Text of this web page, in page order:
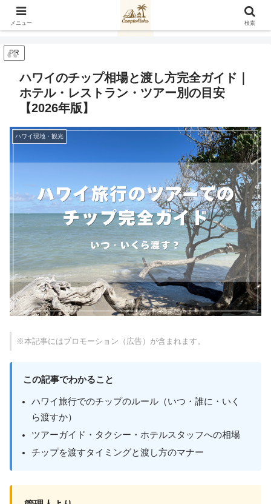
PR
ハワイのチップ相場と渡し方完全ガイド｜
ホテル・レストラン・ツアー別の目安
【2026年版】
ハワイ現地・観光
※本記事にはプロモーション（広告）が含まれます。
この記事でわかること
ハワイ旅行でのチップのルール（いつ・誰に・いく
ら渡すか）
ツアーガイド・タクシー・ホテルスタッフへの相場
チップを渡すタイミングと渡し方のマナー
メニュー 検索